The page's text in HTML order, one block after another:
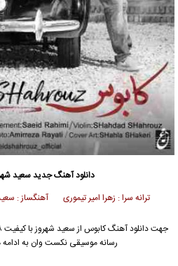
دانلود آهنگ جدیدسعید
ترانه سرا : زهرا امیر تیموری آهنگساز :
رسانه موسیقی نکست وان به